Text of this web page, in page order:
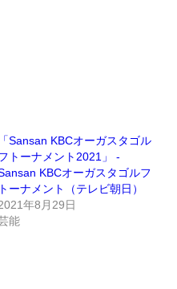
「Sansan KBCオーガスタゴル
トーナメント2021」 -
KBCオーガスタゴルフ
トーナメント（テレビ朝日）
年8月29日
能